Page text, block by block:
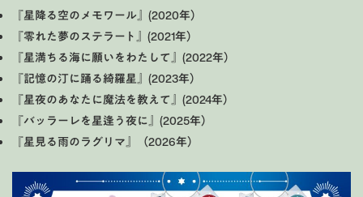
『星降る空のメモワール』(2020年）
『零れた夢のステラート』(2021年）
『星満ちる海に願いをわたして』(2022年）
『記憶の汀に踊る綺羅星』(2023年）
『星夜のあなたに魔法を教えて』(2024年）
『バッラーレを星逢う夜に』(2025年）
『星見る雨のラグリマ』（2026年）